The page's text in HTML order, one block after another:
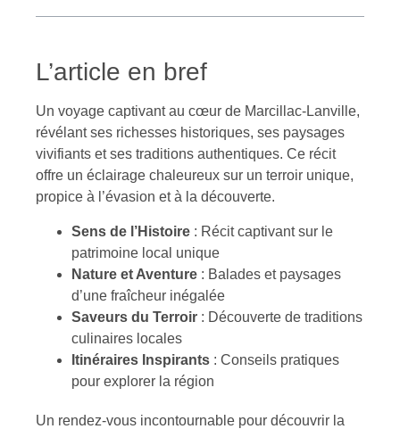
L’article en bref
Un voyage captivant au cœur de Marcillac-Lanville,
révélant ses richesses historiques, ses paysages
vivifiants et ses traditions authentiques. Ce récit
offre un éclairage chaleureux sur un terroir unique,
propice à l’évasion et à la découverte.
Sens de l’Histoire : Récit captivant sur le
patrimoine local unique
Nature et Aventure : Balades et paysages
d’une fraîcheur inégalée
Saveurs du Terroir : Découverte de traditions
culinaires locales
Itinéraires Inspirants : Conseils pratiques
pour explorer la région
Un rendez-vous incontournable pour découvrir la